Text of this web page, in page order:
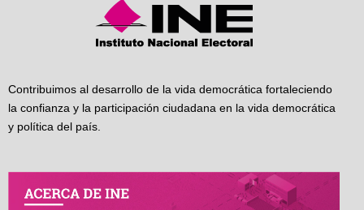
Contribuimos al desarrollo de la vida democrática fortaleciendo
la confianza y la participación ciudadana en la vida democrática
y política del país.